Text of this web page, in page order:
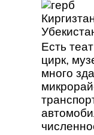
Есть
цирк,
много